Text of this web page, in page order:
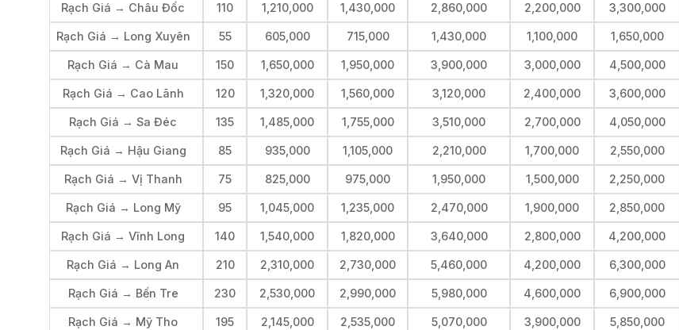
Rạch Giá → Châu Đốc 110 1,210,000 1,430,000 2,860,000 2,200,000 3,300,000
Rạch Giá → Long Xuyên 55 605,000 715,000 1,430,000 1,100,000 1,650,000
Rạch Giá → Cà Mau 150 1,650,000 1,950,000 3,900,000 3,000,000 4,500,000
Rạch Giá → Cao Lãnh 120 1,320,000 1,560,000 3,120,000 2,400,000 3,600,000
Rạch Giá → Sa Đéc 135 1,485,000 1,755,000 3,510,000 2,700,000 4,050,000
Rạch Giá → Hậu Giang 85 935,000 1,105,000 2,210,000 1,700,000 2,550,000
Rạch Giá → Vị Thanh 75 825,000 975,000 1,950,000 1,500,000 2,250,000
Rạch Giá → Long Mỹ 95 1,045,000 1,235,000 2,470,000 1,900,000 2,850,000
Rạch Giá → Vĩnh Long 140 1,540,000 1,820,000 3,640,000 2,800,000 4,200,000
Rạch Giá → Long An 210 2,310,000 2,730,000 5,460,000 4,200,000 6,300,000
Rạch Giá → Bến Tre 230 2,530,000 2,990,000 5,980,000 4,600,000 6,900,000
Rạch Giá → Mỹ Tho 195 2,145,000 2,535,000 5,070,000 3,900,000 5,850,000